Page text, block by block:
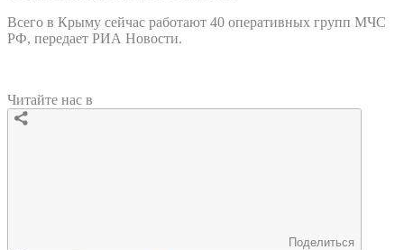
Всего в Крыму сейчас работают 40 оперативных групп МЧС
РФ, передает РИА Новости.
Читайте нас в
Поделиться